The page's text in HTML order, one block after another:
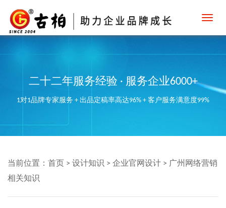
二十二年服务经验 · 服务企业6000+
1对1品牌专家服务 + 出品定稿率高达96% + 客户服务满意度99%
当前位置： 首页 > 设计知识 > 企业官网设计 > 广州网络营销
相关知识